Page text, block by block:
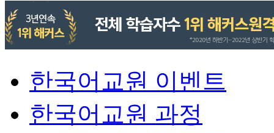
한국어교원 이벤트
한국어교원 과정